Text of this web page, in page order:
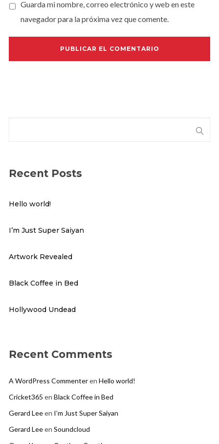
Guarda mi nombre, correo electrónico y web en este
navegador para la próxima vez que comente.
Recent Posts
Hello world!
I’m Just Super Saiyan
Artwork Revealed
Black Coffee in Bed
Hollywood Undead
Recent Comments
A WordPress Commenteren Hello world!
Cricket365 en Black Coffee in Bed
Gerard Leeen I’m Just Super Saiyan
Gerard Leeen Soundcloud